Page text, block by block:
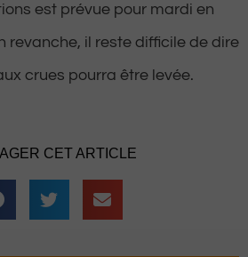
est prévue pour mardi en
revanche, il reste difficile de dire
crues pourra être levée.
CET ARTICLE